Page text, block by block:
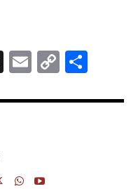
T
e
s
E
ai
C
p ta